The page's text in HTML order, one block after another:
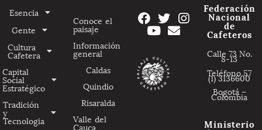
Esencia
Gente
Cultura
Cafetera
Capital
Social
Estratégico
Tradición
y
Tecnologia
Conoce el
paisaje
Información
general
Caldas
Quindio
Risaralda
Valle del
Cauca
Federación
Nacional
de
Cafeteros
Calle 73 No.
8-13
Teléfono 57
(1) 3136600
Bogotá –
Colombia
Ministerio